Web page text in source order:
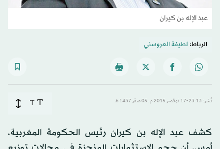
عبد الإله بن كيران
الرباط: لطيفة العروسني
نُشر: 23:13-17 نوفمبر 2015 م ـ 05 صفَر 1437 هـ T
T
كشف عبد الإله بن كيران رئيس الحكومة المغربية،